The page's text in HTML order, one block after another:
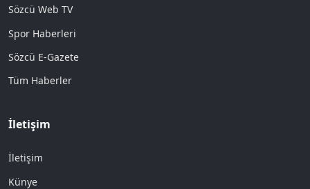
Sözcü Web TV
Spor Haberleri
Sözcü E-Gazete
Tüm Haberler
İletişim
İletişim
Künye